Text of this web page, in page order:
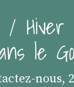
/
le
nous,